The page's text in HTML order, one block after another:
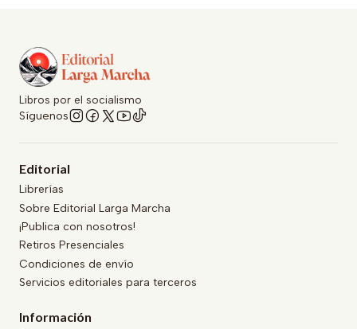
Libros por el socialismo
Síguenos
Editorial
Librerías
Sobre Editorial Larga Marcha
¡Publica con nosotros!
Retiros Presenciales
Condiciones de envío
Servicios editoriales para terceros
Información